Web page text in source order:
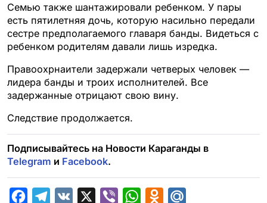
Семью также шантажировали ребенком. У пары
есть пятилетняя дочь, которую насильно передали
сестре предполагаемого главаря банды. Видеться с
ребенком родителям давали лишь изредка.
Правоохрнаители задержали четверых человек —
лидера банды и троих исполнителей. Все
задержанные отрицают свою вину.
Следствие продолжается.
Подписывайтесь на Новости Караганды в
Telegram и Facebook.
W